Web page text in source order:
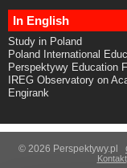
In English
Study in Poland
Poland International
Perspektywy Education
IREG Observatory on
Engirank
© 2026 Perspektywy.pl
Kontakt